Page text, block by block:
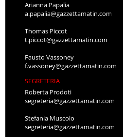
Arianna Papalia
a.papalia@gazzettamatin.com
Thomas Piccot
t.piccot@gazzettamatin.com
Fausto Vassoney
f.vassoney@gazzettamatin.com
SEGRETERIA
Roberta Prodoti
segreteria@gazzettamatin.com
Stefania Muscolo
segreteria@gazzettamatin.com